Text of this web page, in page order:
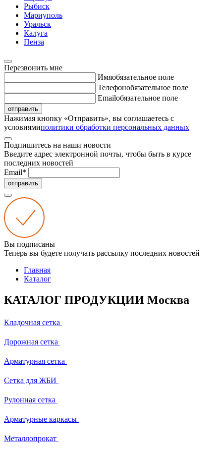
Рыбиск
Мариуполь
Уральск
Калуга
Пенза
Перезвонить мне
Имяобязательное поле
Телефонобязательное поле
Emailобязательное поле
отправить
Нажимая кнопку «Отправить», вы соглашаетесь с
условиямиполитики обработки персональных данных
Подпишитесь на наши новости
Введите адрес электронной почты, чтобы быть в курсе
последних новостей
Email*
отправить
Вы подписаны
Теперь вы будете получать рассылку последних новостей
Главная
Каталог
КАТАЛОГ ПРОДУКЦИИ Москва
Кладочная сетка
Дорожная сетка
Арматурная сетка
Сетка для ЖБИ
Рулонная сетка
Арматурные каркасы
Металлопрокат